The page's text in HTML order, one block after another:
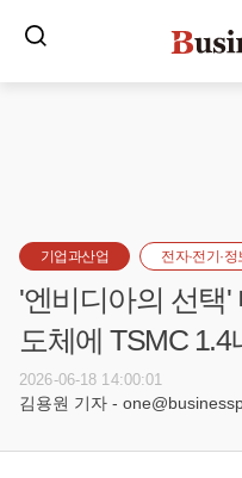
기업과산업 전자·전기·
'엔비디아의 선택'
도체에 TSMC
2026-06-18 14:00:01
김용원 기자 -